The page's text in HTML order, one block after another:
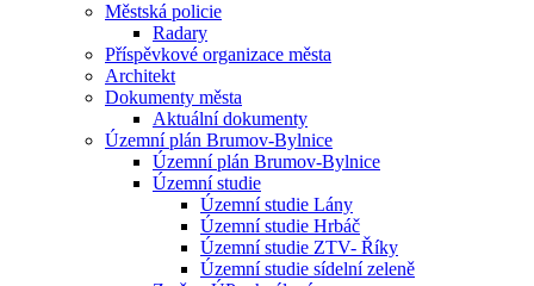
Městská policie
Radary
Příspěvkové organizace města
Architekt
Dokumenty města
Aktuální dokumenty
Územní plán Brumov-Bylnice
Územní plán Brumov-Bylnice
Územní studie
Územní studie Lány
Územní studie Hrbáč
Územní studie ZTV- Říky
Územní studie sídelní zeleně